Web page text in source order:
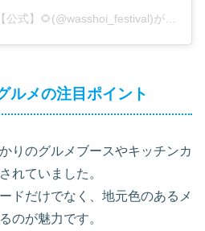
わっしょい百万夏まつり【公式】🌻(@wasshoi_festival)がシェアした投稿
ルメの注目ポイント
りのグルメブースやキッチンカ
れていました。
ドだけでなく、地元色のあるメ
のが魅力です。